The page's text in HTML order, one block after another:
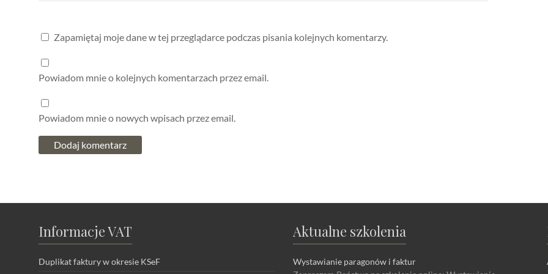
Zapamiętaj moje dane w tej przeglądarce podczas pisania kolejnych komentarzy.
Powiadom mnie o kolejnych komentarzach przez email.
Powiadom mnie o nowych wpisach przez email.
Informacje VAT
Duplikat faktury w okresie KSeF
Aktualne szkolenia
Wystawianie paragonów i faktur